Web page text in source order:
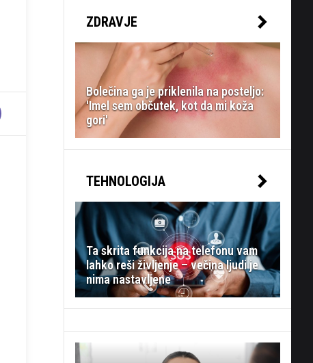
ZDRAVJE
Bolečina ga je priklenila na posteljo:
'Imel sem občutek, kot da mi koža
gori'
TEHNOLOGIJA
Ta skrita funkcija na telefonu vam
lahko reši življenje – večina ljudi je
nima nastavljene